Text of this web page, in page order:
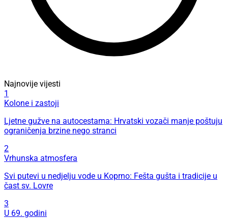
Najnovije vijesti
1
Kolone i zastoji
Ljetne gužve na autocestama: Hrvatski vozači manje poštuju
ograničenja brzine nego stranci
2
Vrhunska atmosfera
Svi putevi u nedjelju vode u Koprno: Fešta gušta i tradicije u
čast sv. Lovre
3
U 69. godini